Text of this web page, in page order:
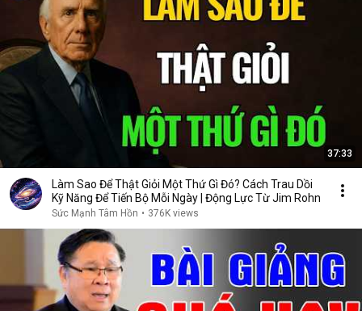
37:33
Làm Sao Để Thật Giỏi Một Thứ Gì Đó? Cách Trau Dồi
Kỹ Năng Để Tiến Bộ Mỗi Ngày | Động Lực Từ Jim Rohn
Sức Mạnh Tâm Hồn • 376K views